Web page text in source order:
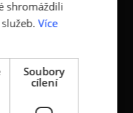
100/94
shromáždili
Více
Soubory
cílení